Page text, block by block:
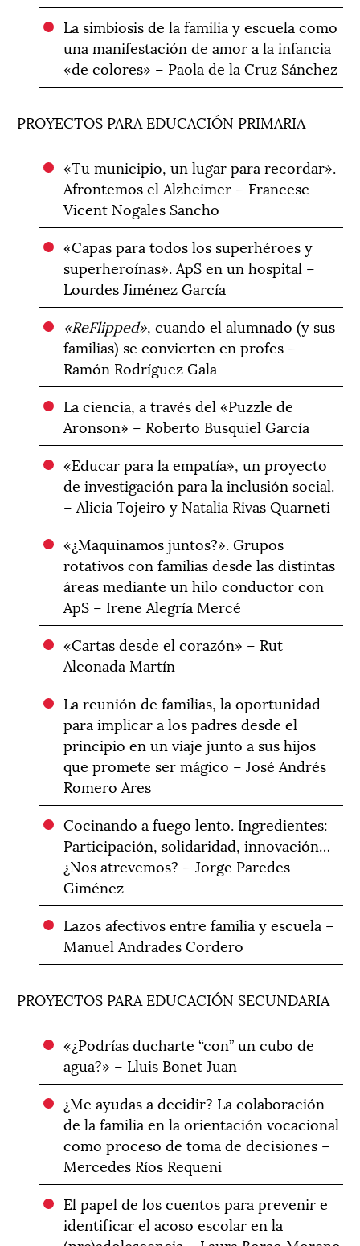
La simbiosis de la familia y escuela como
una manifestación de amor a la infancia
«de colores» – Paola de la Cruz Sánchez
PROYECTOS PARA EDUCACIÓN PRIMARIA
«Tu municipio, un lugar para recordar».
Afrontemos el Alzheimer – Francesc
Vicent Nogales Sancho
«Capas para todos los superhéroes y
superheroínas». ApS en un hospital –
Lourdes Jiménez García
«ReFlipped», cuando el alumnado (y sus
familias) se convierten en profes –
Ramón Rodríguez Gala
La ciencia, a través del «Puzzle de
Aronson» – Roberto Busquiel García
«Educar para la empatía», un proyecto
de investigación para la inclusión social.
– Alicia Tojeiro y Natalia Rivas Quarneti
«¿Maquinamos juntos?». Grupos
rotativos con familias desde las distintas
áreas mediante un hilo conductor con
ApS – Irene Alegría Mercé
«Cartas desde el corazón» – Rut
Alconada Martín
La reunión de familias, la oportunidad
para implicar a los padres desde el
principio en un viaje junto a sus hijos
que promete ser mágico – José Andrés
Romero Ares
Cocinando a fuego lento. Ingredientes:
Participación, solidaridad, innovación…
¿Nos atrevemos? – Jorge Paredes
Giménez
Lazos afectivos entre familia y escuela –
Manuel Andrades Cordero
PROYECTOS PARA EDUCACIÓN SECUNDARIA
«¿Podrías ducharte “con” un cubo de
agua?» – Lluis Bonet Juan
¿Me ayudas a decidir? La colaboración
de la familia en la orientación vocacional
como proceso de toma de decisiones –
Mercedes Ríos Requeni
El papel de los cuentos para prevenir e
identificar el acoso escolar en la